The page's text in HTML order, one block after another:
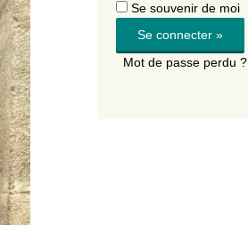
Se souvenir de moi
Mot de passe perdu ?